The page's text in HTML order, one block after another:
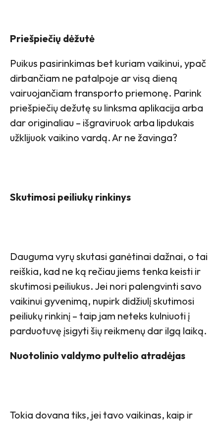
Priešpiečių dėžutė
Puikus pasirinkimas bet kuriam vaikinui, ypač
dirbančiam ne patalpoje ar visą dieną
vairuojančiam transporto priemonę. Parink
priešpiečių dežutę su linksma aplikacija arba
dar originaliau – išgraviruok arba lipdukais
užklijuok vaikino vardą. Ar ne žavinga?
Skutimosi peiliukų rinkinys
Dauguma vyrų skutasi ganėtinai dažnai, o tai
reiškia, kad ne ką rečiau jiems tenka keisti ir
skutimosi peiliukus. Jei nori palengvinti savo
vaikinui gyvenimą, nupirk didžiulį skutimosi
peiliukų rinkinį – taip jam neteks kulniuoti į
parduotuvę įsigyti šių reikmenų dar ilgą laiką.
Nuotolinio valdymo pultelio atradėjas
Tokia dovana tiks, jei tavo vaikinas, kaip ir